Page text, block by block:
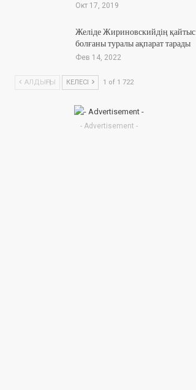
Окт 17, 2019
Желіде Жириновскийдің қайтыс
болғаны туралы ақпарат тарады
Фев 14, 2022
АЛДЫҢҒЫ КЕЛЕСІ 1 of 1 722
- Advertisement -